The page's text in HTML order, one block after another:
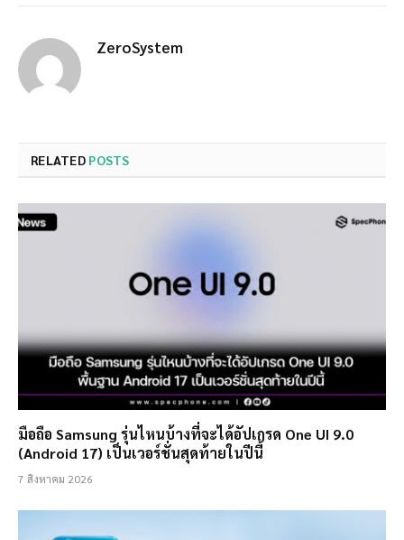
ZeroSystem
RELATED POSTS
มือถือ Samsung รุ่นไหนบ้างที่จะได้อัปเกรด One UI 9.0
(Android 17) เป็นเวอร์ชั่นสุดท้ายในปีนี้
7 สิงหาคม 2026